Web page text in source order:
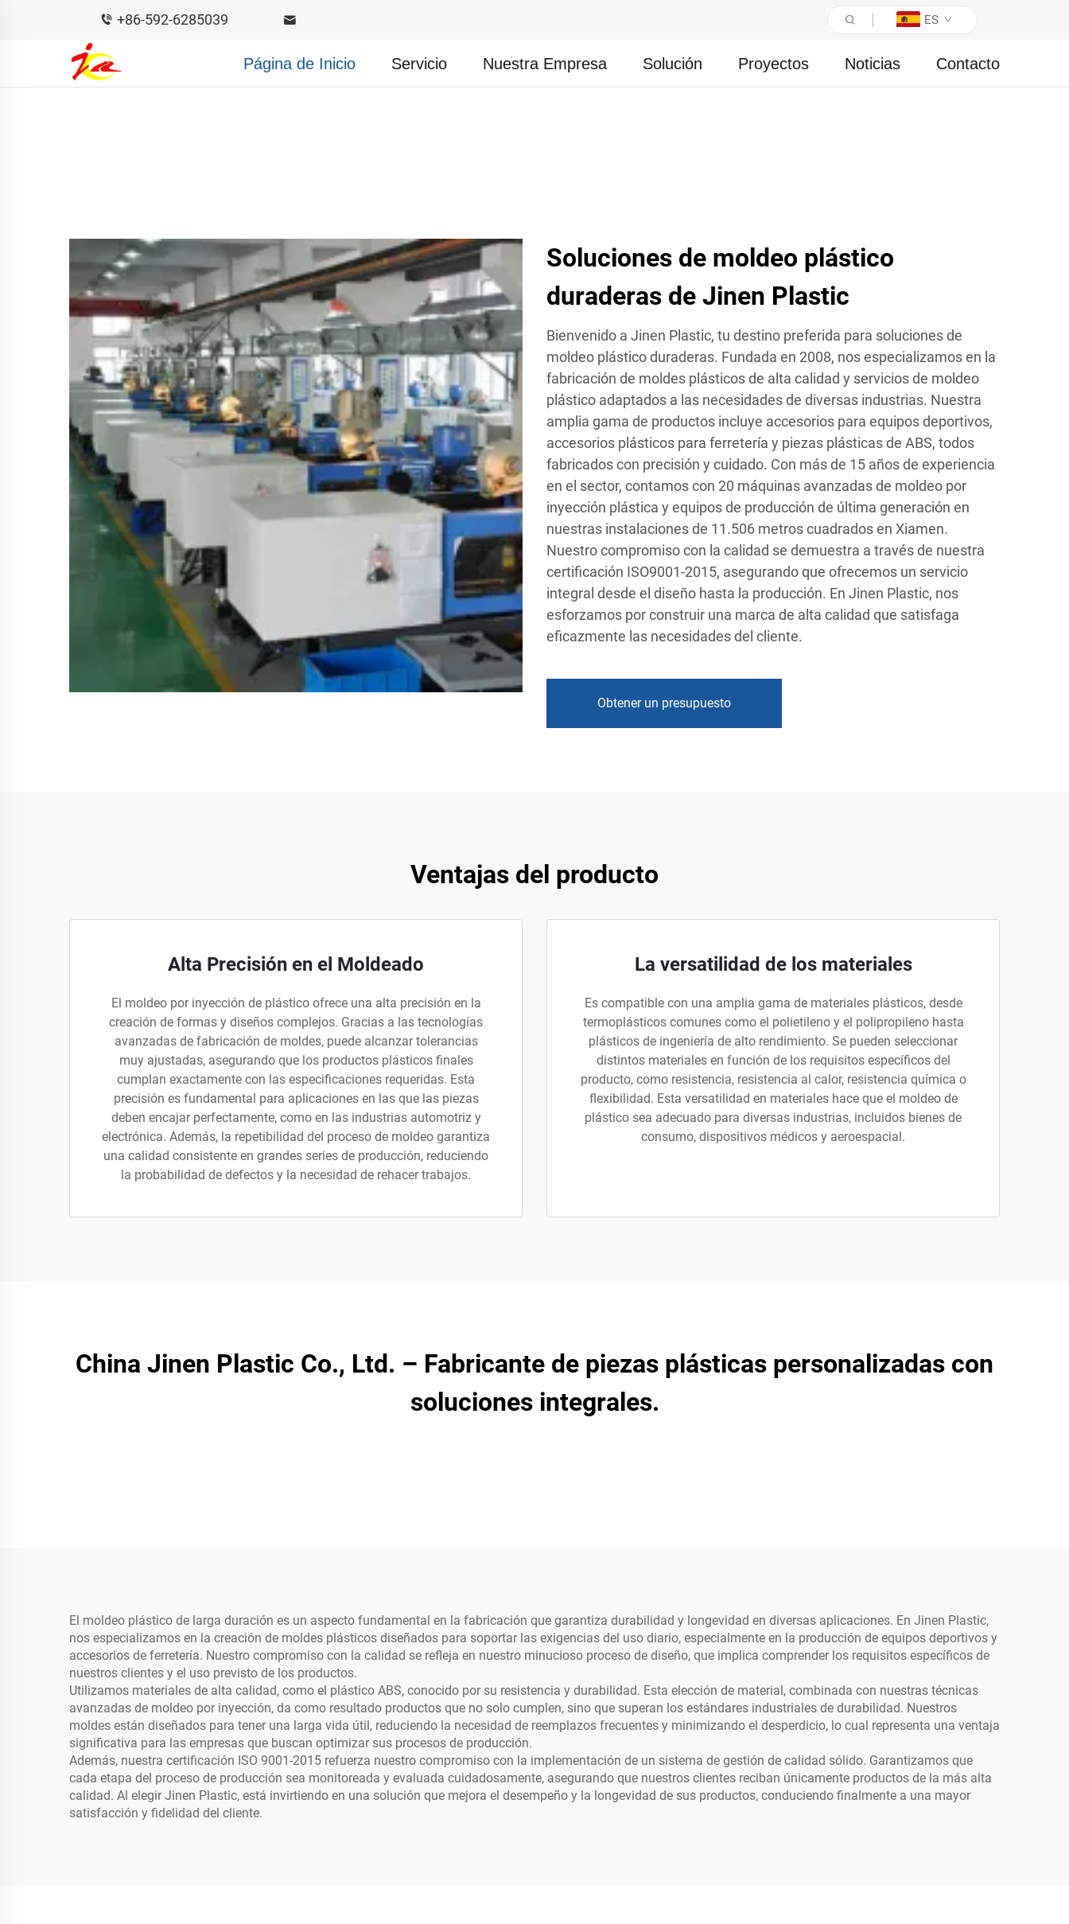
+86-592-6285039 ES
Página de Inicio Servicio Nuestra Empresa Solución Proyectos Noticias Contacto
Soluciones de moldeo plástico
duraderas de Jinen Plastic
Bienvenido a Jinen Plastic, tu destino preferida para soluciones de
moldeo plástico duraderas. Fundada en 2008, nos especializamos en la
fabricación de moldes plásticos de alta calidad y servicios de moldeo
plástico adaptados a las necesidades de diversas industrias. Nuestra
amplia gama de productos incluye accesorios para equipos deportivos,
accesorios plásticos para ferretería y piezas plásticas de ABS, todos
fabricados con precisión y cuidado. Con más de 15 años de experiencia
en el sector, contamos con 20 máquinas avanzadas de moldeo por
inyección plástica y equipos de producción de última generación en
nuestras instalaciones de 11.506 metros cuadrados en Xiamen.
Nuestro compromiso con la calidad se demuestra a través de nuestra
certificación ISO9001-2015, asegurando que ofrecemos un servicio
integral desde el diseño hasta la producción. En Jinen Plastic, nos
esforzamos por construir una marca de alta calidad que satisfaga
eficazmente las necesidades del cliente.
Obtener un presupuesto
Ventajas del producto
Alta Precisión en el Moldeado
El moldeo por inyección de plástico ofrece una alta precisión en la
creación de formas y diseños complejos. Gracias a las tecnologías
avanzadas de fabricación de moldes, puede alcanzar tolerancias
muy ajustadas, asegurando que los productos plásticos finales
cumplan exactamente con las especificaciones requeridas. Esta
precisión es fundamental para aplicaciones en las que las piezas
deben encajar perfectamente, como en las industrias automotriz y
electrónica. Además, la repetibilidad del proceso de moldeo garantiza
una calidad consistente en grandes series de producción, reduciendo
la probabilidad de defectos y la necesidad de rehacer trabajos.
La versatilidad de los materiales
Es compatible con una amplia gama de materiales plásticos, desde
termoplásticos comunes como el polietileno y el polipropileno hasta
plásticos de ingeniería de alto rendimiento. Se pueden seleccionar
distintos materiales en función de los requisitos específicos del
producto, como resistencia, resistencia al calor, resistencia química o
flexibilidad. Esta versatilidad en materiales hace que el moldeo de
plástico sea adecuado para diversas industrias, incluidos bienes de
consumo, dispositivos médicos y aeroespacial.
China Jinen Plastic Co., Ltd. – Fabricante de piezas plásticas personalizadas con
soluciones integrales.
El moldeo plástico de larga duración es un aspecto fundamental en la fabricación que garantiza durabilidad y longevidad en diversas aplicaciones. En Jinen Plastic,
nos especializamos en la creación de moldes plásticos diseñados para soportar las exigencias del uso diario, especialmente en la producción de equipos deportivos y
accesorios de ferretería. Nuestro compromiso con la calidad se refleja en nuestro minucioso proceso de diseño, que implica comprender los requisitos específicos de
nuestros clientes y el uso previsto de los productos.
Utilizamos materiales de alta calidad, como el plástico ABS, conocido por su resistencia y durabilidad. Esta elección de material, combinada con nuestras técnicas
avanzadas de moldeo por inyección, da como resultado productos que no solo cumplen, sino que superan los estándares industriales de durabilidad. Nuestros
moldes están diseñados para tener una larga vida útil, reduciendo la necesidad de reemplazos frecuentes y minimizando el desperdicio, lo cual representa una ventaja
significativa para las empresas que buscan optimizar sus procesos de producción.
Además, nuestra certificación ISO 9001-2015 refuerza nuestro compromiso con la implementación de un sistema de gestión de calidad sólido. Garantizamos que
cada etapa del proceso de producción sea monitoreada y evaluada cuidadosamente, asegurando que nuestros clientes reciban únicamente productos de la más alta
calidad. Al elegir Jinen Plastic, está invirtiendo en una solución que mejora el desempeño y la longevidad de sus productos, conduciendo finalmente a una mayor
satisfacción y fidelidad del cliente.